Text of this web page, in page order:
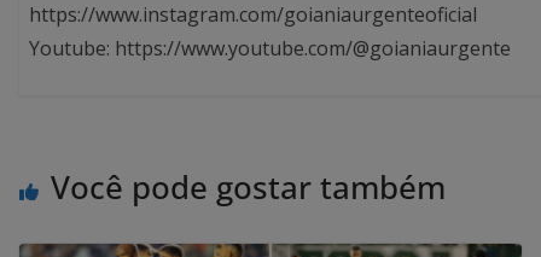
https://www.instagram.com/goianiaurgenteoficial
Youtube: https://www.youtube.com/@goianiaurgente
Você pode gostar também